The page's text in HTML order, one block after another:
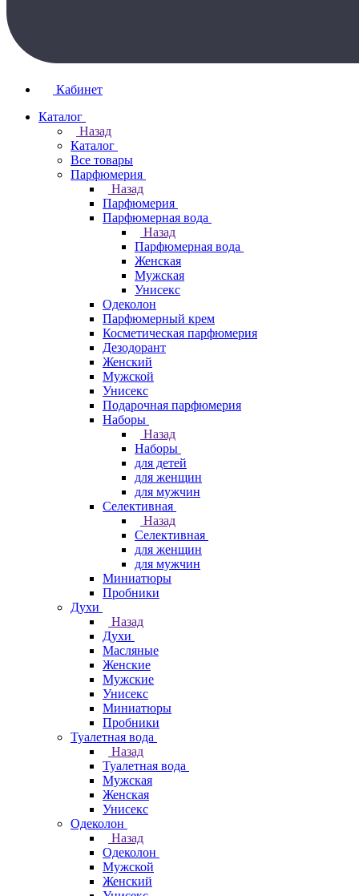
Кабинет
Каталог
Назад
Каталог
Все товары
Парфюмерия
Назад
Парфюмерия
Парфюмерная вода
Назад
Парфюмерная вода
Женская
Мужская
Унисекс
Одеколон
Парфюмерный крем
Косметическая парфюмерия
Дезодорант
Женский
Мужской
Унисекс
Подарочная парфюмерия
Наборы
Назад
Наборы
для детей
для женщин
для мужчин
Селективная
Назад
Селективная
для женщин
для мужчин
Миниатюры
Пробники
Духи
Назад
Духи
Масляные
Женские
Мужские
Унисекс
Миниатюры
Пробники
Туалетная вода
Назад
Туалетная вода
Мужская
Женская
Унисекс
Одеколон
Назад
Одеколон
Мужской
Женский